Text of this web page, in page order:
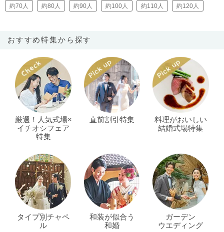
約70人 約80人 約90人 約100人 約110人 約120人
おすすめ特集から探す
厳選！人気式場×
イチオシフェア
特集
直前割引特集
料理がおいしい
結婚式場特集
タイプ別チャペ
ル
和装が似合う
和婚
ガーデン
ウエディング